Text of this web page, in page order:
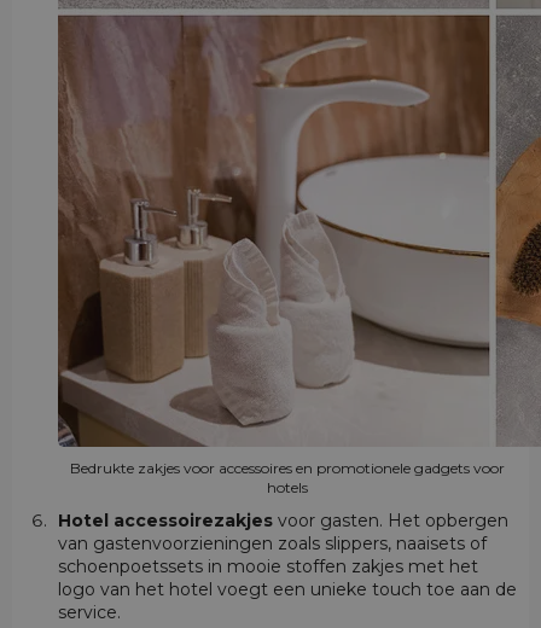
Bedrukte zakjes voor accessoires en promotionele gadgets voor
hotels
Hotel accessoirezakjesvoor gasten. Het opbergen
van gastenvoorzieningen zoals slippers, naaisets of
schoenpoetssets in mooie stoffen zakjes met het
logo van het hotel voegt een unieke touch toe aan de
service.